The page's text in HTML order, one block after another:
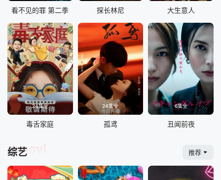
看不见的罪 第二季 探长林尼 大生意人
24集全
毒舌家庭
24集全
孤鸢
6集全
丑闻前夜
综艺
zongyi 推荐